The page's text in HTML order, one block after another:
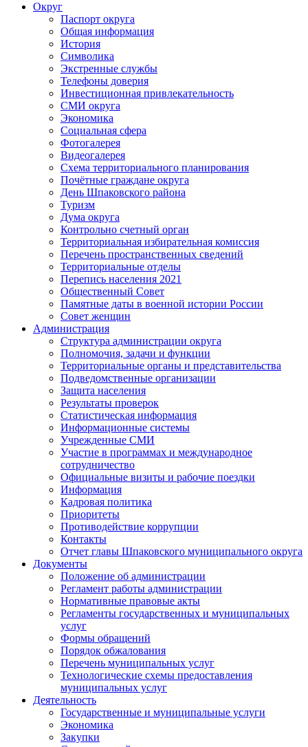
Округ
Паспорт округа
Общая информация
История
Символика
Экстренные службы
Телефоны доверия
Инвестиционная привлекательность
СМИ округа
Экономика
Социальная сфера
Фотогалерея
Видеогалерея
Схема территориального планирования
Почётные граждане округа
День Шпаковского района
Туризм
Дума округа
Контрольно счетный орган
Территориальная избирательная комиссия
Перечень пространственных сведений
Территориальные отделы
Перепись населения 2021
Общественный Совет
Памятные даты в военной истории России
Совет женщин
Администрация
Структура администрации округа
Полномочия, задачи и функции
Территориальные органы и представительства
Подведомственные организации
Защита населения
Результаты проверок
Статистическая информация
Информационные системы
Учрежденные СМИ
Участие в программах и международное
сотрудничество
Официальные визиты и рабочие поездки
Информация
Кадровая политика
Приоритеты
Противодействие коррупции
Контакты
Отчет главы Шпаковского муниципального округа
Документы
Положение об администрации
Регламент работы администрации
Нормативные правовые акты
Регламенты государственных и муниципальных
услуг
Формы обращений
Порядок обжалования
Перечень муниципальных услуг
Технологические схемы предоставления
муниципальных услуг
Деятельность
Государственные и муниципальные услуги
Экономика
Закупки